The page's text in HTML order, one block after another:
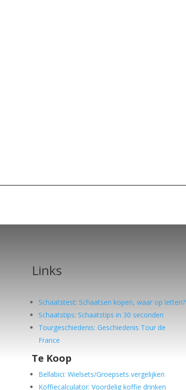
Links
Schaatstest: Schaatsen kopen, waar op letten?
Schaatstips: Schaatstips in 30 seconden
Tourgeschiedenis: Geschiedenis Tour de
France
Te Koop
Bellabici: Wielsets/Groepsets vergelijken
Koffiecalculator: Voordelig koffie drinken